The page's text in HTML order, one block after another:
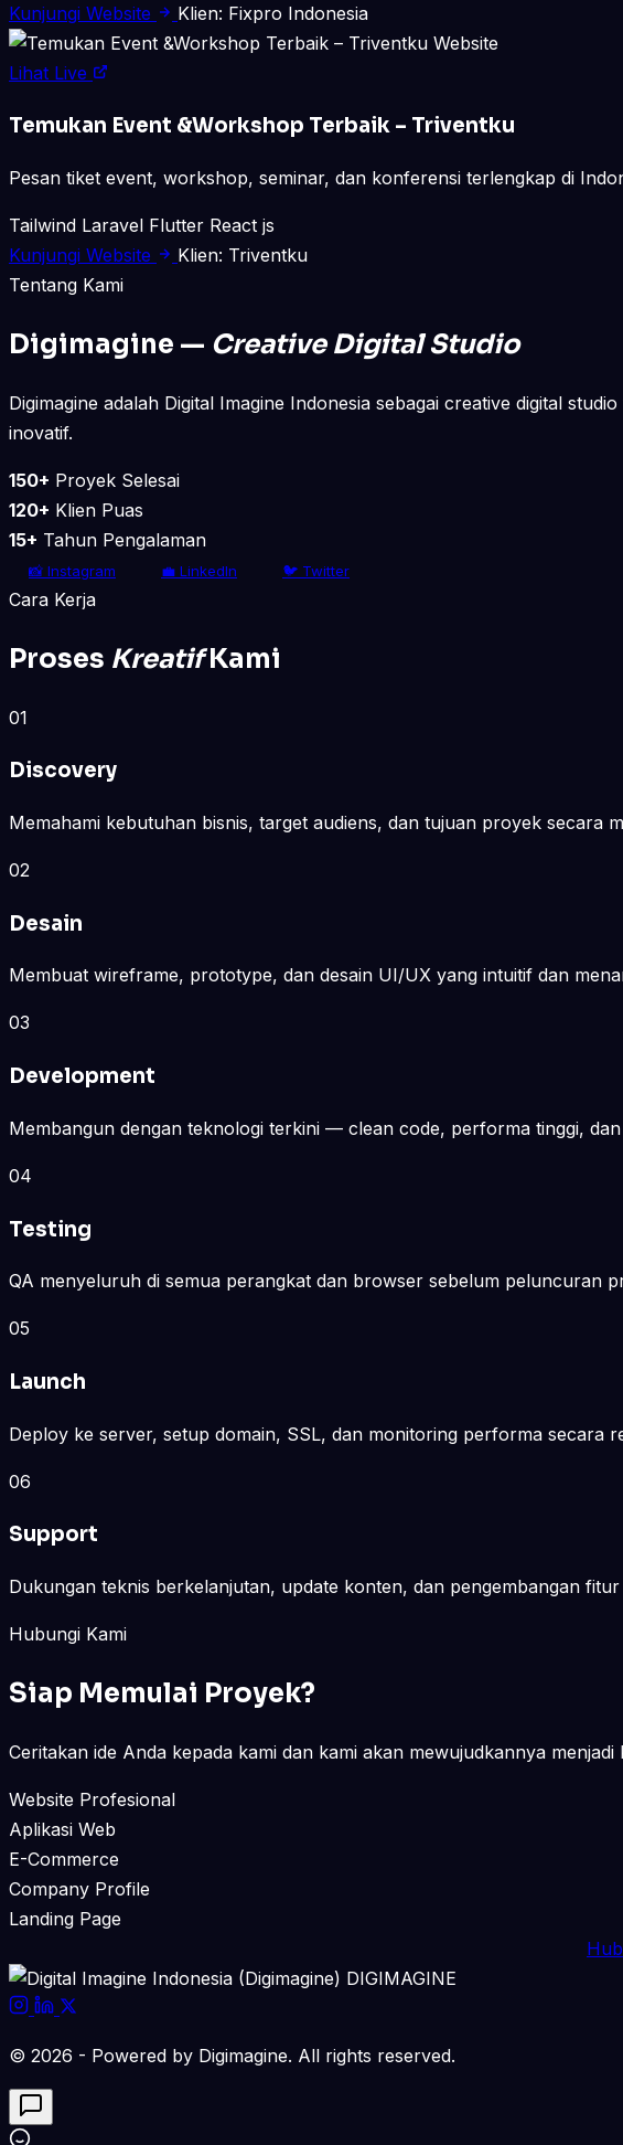
Kunjungi Website
Klien: Fixpro Indonesia
Website
Lihat Live
Temukan Event &Workshop Terbaik – Triventku
Pesan tiket event, workshop, seminar, dan konferensi terlengkap di
Tailwind Laravel Flutter React js
Kunjungi Website
Klien: Triventku
Tentang Kami
Digimagine — Creative Digital Studio
Digimagine adalah Digital Imagine Indonesia sebagai creative digital
inovatif.
150+ Proyek Selesai
120+ Klien Puas
15+ Tahun Pengalaman
📸 Instagram 💼 LinkedIn 🐦 Twitter
Cara Kerja
Proses KreatifKami
01
Discovery
Memahami kebutuhan bisnis, target audiens, dan tujuan proyek secara
02
Desain
Membuat wireframe, prototype, dan desain UI/UX yang intuitif dan
03
Development
Membangun dengan teknologi terkini — clean code, performa tinggi, dan
04
Testing
QA menyeluruh di semua perangkat dan browser sebelum peluncuran
05
Launch
Deploy ke server, setup domain, SSL, dan monitoring performa secara
06
Support
Dukungan teknis berkelanjutan, update konten, dan pengembangan
Hubungi Kami
Siap Memulai Proyek?
Ceritakan ide Anda kepada kami dan kami akan mewujudkannya
Website Profesional
Aplikasi Web
E-Commerce
Company Profile
Landing Page
DIGIMAGINE
© 2026 - Powered by Digimagine. All rights reserved.